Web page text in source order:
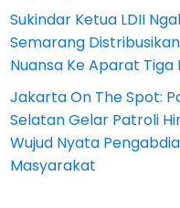
Sukindar Ketua LDII
Semarang
Nuansa Ke Aparat Tiga
Jakarta On The Spot:
Selatan Gelar Patroli
Wujud Nyata
Masyarakat